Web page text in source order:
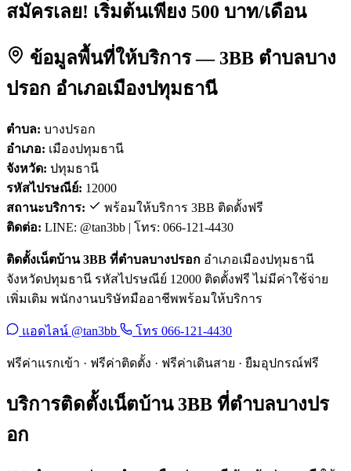
สมัครเลย! เริ่มต้นเพียง 500 บาท/เดือน
ข้อมูลพื้นที่ให้บริการ — 3BB ตำบลบาง
ปรอก อำเภอเมืองปทุมธานี
ตำบล: บางปรอก
อำเภอ: เมืองปทุมธานี
จังหวัด: ปทุมธานี
รหัสไปรษณีย์: 12000
สถานะบริการ:
พร้อมให้บริการ 3BB ติดตั้งฟรี
ติดต่อ: LINE: @tan3bb | โทร: 066-121-4430
ติดตั้งเน็ตบ้าน 3BB ที่ตำบลบางปรอก อำเภอเมืองปทุมธานี
จังหวัดปทุมธานี รหัสไปรษณีย์ 12000 ติดตั้งฟรี ไม่มีค่าใช้จ่าย
เพิ่มเติม พนักงานบริษัทมืออาชีพพร้อมให้บริการ
แอดไลน์ @tan3bb โทร 066-121-4430
ฟรีค่าแรกเข้า · ฟรีค่าติดตั้ง · ฟรีค่าเดินสาย · ยืมอุปกรณ์ฟรี
บริการติดตั้งเน็ตบ้าน 3BB ที่ตำบลบางปร
อก